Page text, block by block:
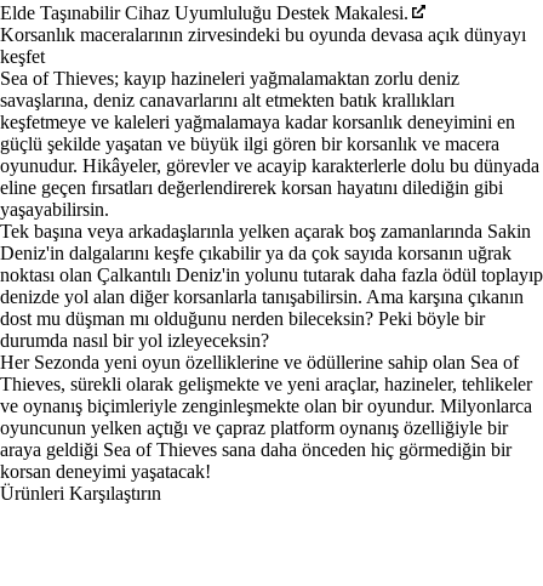
Elde Taşınabilir Cihaz Uyumluluğu Destek Makalesi.
Korsanlık maceralarının zirvesindeki bu oyunda devasa açık dünyayı
keşfet
Sea of Thieves; kayıp hazineleri yağmalamaktan zorlu deniz
savaşlarına, deniz canavarlarını alt etmekten batık krallıkları
keşfetmeye ve kaleleri yağmalamaya kadar korsanlık deneyimini en
güçlü şekilde yaşatan ve büyük ilgi gören bir korsanlık ve macera
oyunudur. Hikâyeler, görevler ve acayip karakterlerle dolu bu dünyada
eline geçen fırsatları değerlendirerek korsan hayatını dilediğin gibi
yaşayabilirsin.
Tek başına veya arkadaşlarınla yelken açarak boş zamanlarında Sakin
Deniz'in dalgalarını keşfe çıkabilir ya da çok sayıda korsanın uğrak
noktası olan Çalkantılı Deniz'in yolunu tutarak daha fazla ödül toplayıp
denizde yol alan diğer korsanlarla tanışabilirsin. Ama karşına çıkanın
dost mu düşman mı olduğunu nerden bileceksin? Peki böyle bir
durumda nasıl bir yol izleyeceksin?
Her Sezonda yeni oyun özelliklerine ve ödüllerine sahip olan Sea of
Thieves, sürekli olarak gelişmekte ve yeni araçlar, hazineler, tehlikeler
ve oynanış biçimleriyle zenginleşmekte olan bir oyundur. Milyonlarca
oyuncunun yelken açtığı ve çapraz platform oynanış özelliğiyle bir
araya geldiği Sea of Thieves sana daha önceden hiç görmediğin bir
korsan deneyimi yaşatacak!
Ürünleri Karşılaştırın